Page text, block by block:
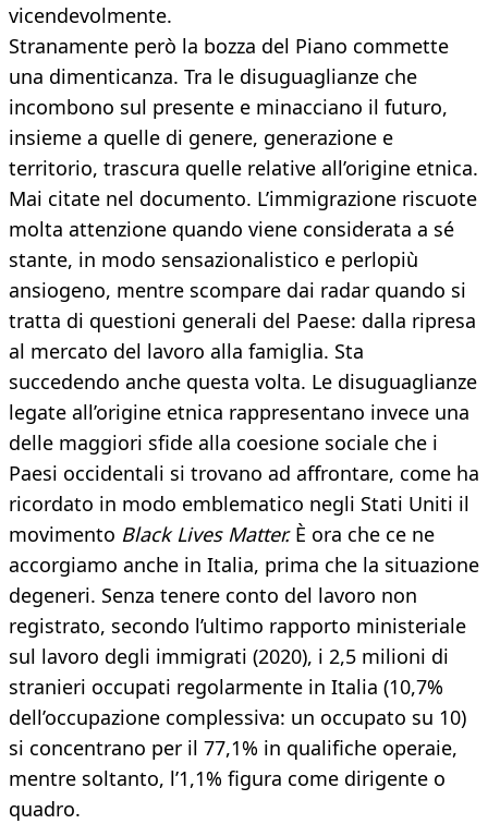
vicendevolmente.
Stranamente però la bozza del Piano commette
una dimenticanza. Tra le disuguaglianze che
incombono sul presente e minacciano il futuro,
insieme a quelle di genere, generazione e
territorio, trascura quelle relative all’origine etnica.
Mai citate nel documento. L’immigrazione riscuote
molta attenzione quando viene considerata a sé
stante, in modo sensazionalistico e perlopiù
ansiogeno, mentre scompare dai radar quando si
tratta di questioni generali del Paese: dalla ripresa
al mercato del lavoro alla famiglia. Sta
succedendo anche questa volta. Le disuguaglianze
legate all’origine etnica rappresentano invece una
delle maggiori sfide alla coesione sociale che i
Paesi occidentali si trovano ad affrontare, come ha
ricordato in modo emblematico negli Stati Uniti il
movimento Black Lives Matter.È ora che ce ne
accorgiamo anche in Italia, prima che la situazione
degeneri. Senza tenere conto del lavoro non
registrato, secondo l’ultimo rapporto ministeriale
sul lavoro degli immigrati (2020), i 2,5 milioni di
stranieri occupati regolarmente in Italia (10,7%
dell’occupazione complessiva: un occupato su 10)
si concentrano per il 77,1% in qualifiche operaie,
mentre soltanto, l’1,1% figura come dirigente o
quadro.